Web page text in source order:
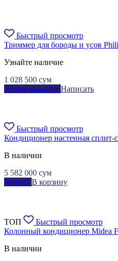
Быстрый просмотр
Триммер для бороды и усов
Узнайте наличие
1 028 500 сум
Узнать наличие Написать
Быстрый просмотр
Кондиционер настенная
В наличии
5 582 000 сум
Купить В корзину
ТОП
Быстрый просмотр
Колонный кондиционер Midea
В наличии